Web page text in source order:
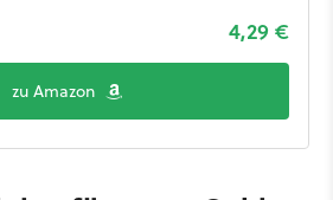
4,29 €
zu Amazon